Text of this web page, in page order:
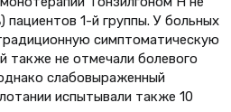
пациентов 1-й группы. У больных
симптоматическую
также не отмечали болевого
слабовыраженный
испытывали также 10